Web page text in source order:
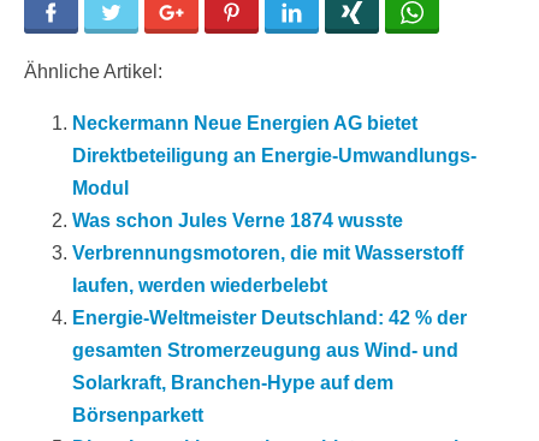
Facebook Twitter Google+ Pinterest LinkedIn
Ähnliche Artikel:
Neckermann Neue Energien AG bietet
Direktbeteiligung an Energie-Umwandlungs-
Modul
Was schon Jules Verne 1874 wusste
Verbrennungsmotoren, die mit Wasserstoff
laufen, werden wiederbelebt
Energie-Weltmeister Deutschland: 42 % der
gesamten Stromerzeugung aus Wind- und
Solarkraft, Branchen-Hype auf dem
Börsenparkett